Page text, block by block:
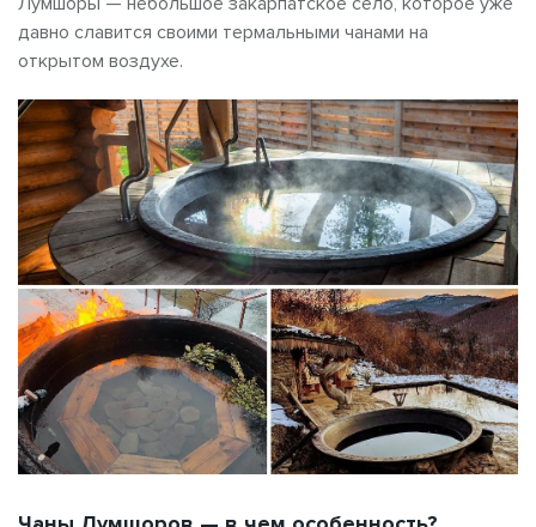
давно славится своими термальными чанами на
открытом воздухе.